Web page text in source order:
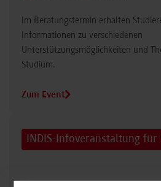
Im Beratungstermin erhalten
Informationen zu verschiedenen
Unterstützungsmöglichkeiten und
Studium.
Zum Event
INDIS-Infoveranstaltung für